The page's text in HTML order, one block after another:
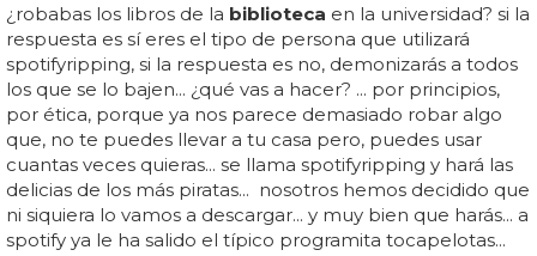
¿robabas los libros de la biblioteca en la universidad? si la
respuesta es sí eres el tipo de persona que utilizará
spotifyripping, si la respuesta es no, demonizarás a todos
los que se lo bajen... ¿qué vas a hacer? ... por principios,
por ética, porque ya nos parece demasiado robar algo
que, no te puedes llevar a tu casa pero, puedes usar
cuantas veces quieras... se llama spotifyripping y hará las
delicias de los más piratas... nosotros hemos decidido que
ni siquiera lo vamos a descargar... y muy bien que harás... a
spotify ya le ha salido el típico programita tocapelotas...